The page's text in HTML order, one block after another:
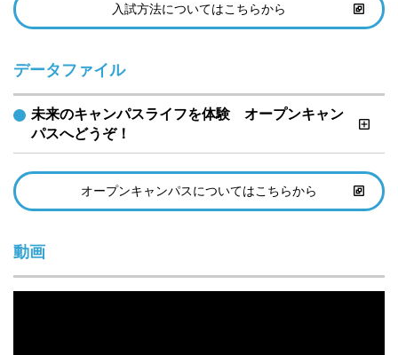
入試方法についてはこちらから
データファイル
未来のキャンパスライフを体験　オープンキャン
パスへどうぞ！
オープンキャンパスについてはこちらから
動画